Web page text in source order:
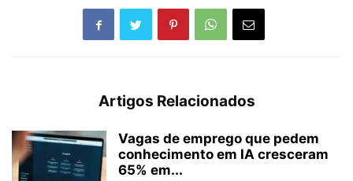
Artigos Relacionados
Vagas de emprego que pedem
conhecimento em IA cresceram
65% em...